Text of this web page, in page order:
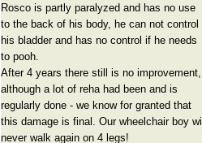
Rosco is partly paralyzed and has no use
to the back of his body, he can not control
his bladder and has no control if he needs
to pooh.
After 4 years there still is no improvement,
although a lot of reha had been and is
regularly done - we know for granted that
this damage is final. Our wheelchair boy will
never walk again on 4 legs!